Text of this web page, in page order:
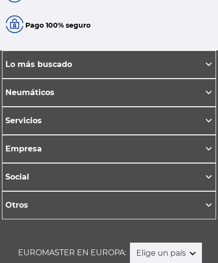
Pago 100% seguro
Lo más buscado
Neumáticos
Servicios
Empresa
Social
Otros
EUROMASTER EN EUROPA: Elige un país